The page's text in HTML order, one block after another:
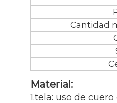
Cantidad
Material:
1.tela: uso de